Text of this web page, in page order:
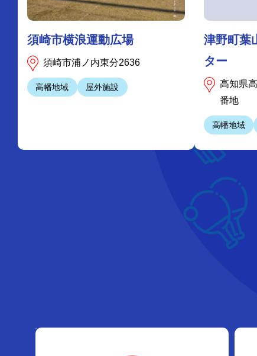
須崎市横浪運動広場
須崎市浦ノ内東分2636
高幡地域 屋外施設
津野町葉
ター
高知県
番地
高幡地域